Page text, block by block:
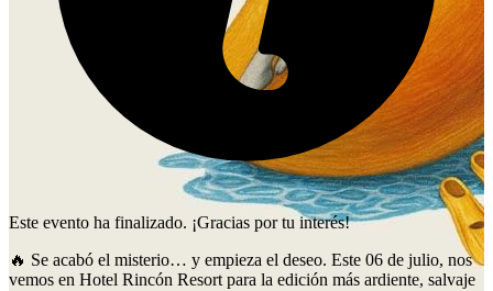
Este evento ha finalizado. ¡Gracias por tu interés!
🔥 Se acabó el misterio… y empieza el deseo. Este 06 de julio, nos
vemos en Hotel Rincón Resort para la edición más ardiente, salvaje